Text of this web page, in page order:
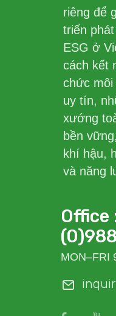
riêng để
triển
ESG ở
cách kết
chức
uy tín,
xướng
bền
khí hậu,
và năng
Office
MON–FRI